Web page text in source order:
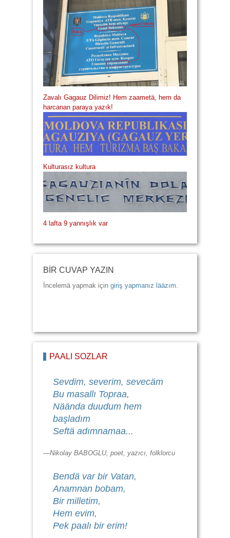
Zavalı Gagauz Dilimiz! Hem zaametä, hem da
harcanan paraya yazık!
Kulturasız kultura
4 lafta 9 yannışlık var
BİR CUVAP YAZIN
İncelemä yapmak için giriş yapmanız lääzım
PAALI SÖZLÄR
Sevdim, severim, sevecäm
Bu masallı Topraa,
Näända duudum hem
başladım
Seftä adımnamaa...
—Nikolay BABOGLU, poet, yazıcı, folklorcu
Bendä var bir Vatan,
Anamnan bobam,
Bir milletim,
Hem evim,
Pek paalı bir erim!